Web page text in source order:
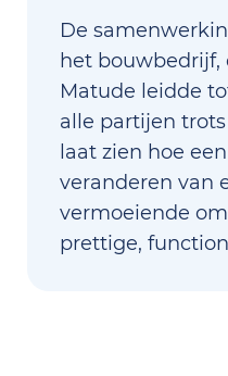
De
het
Matude leidde
alle partijen
laat zien hoe
veranderen van
vermoeiende
prettige,